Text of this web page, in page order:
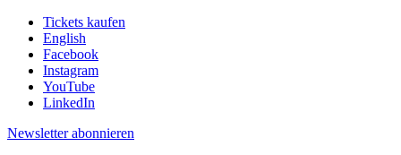
Tickets kaufen
English
Facebook
Instagram
YouTube
LinkedIn
Newsletter abonnieren